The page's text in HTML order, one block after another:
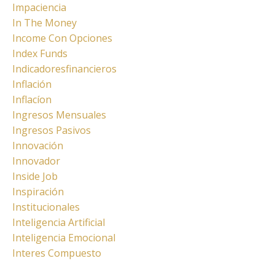
Impaciencia
In The Money
Income Con Opciones
Index Funds
Indicadoresfinancieros
Inflación
Inflacíon
Ingresos Mensuales
Ingresos Pasivos
Innovación
Innovador
Inside Job
Inspiración
Institucionales
Inteligencia Artificial
Inteligencia Emocional
Interes Compuesto